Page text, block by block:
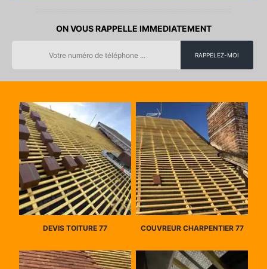
ON VOUS RAPPELLE IMMEDIATEMENT
DEVIS TOITURE 77 COUVREUR CHARPENTIER 77